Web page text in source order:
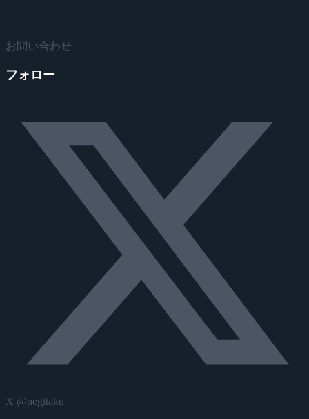
お問い合わせ
フォロー
X @negitaku